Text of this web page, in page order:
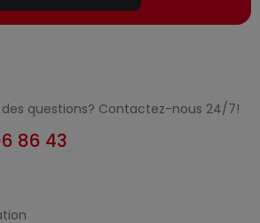
des questions? Contactez-nous 24/7!
86 43